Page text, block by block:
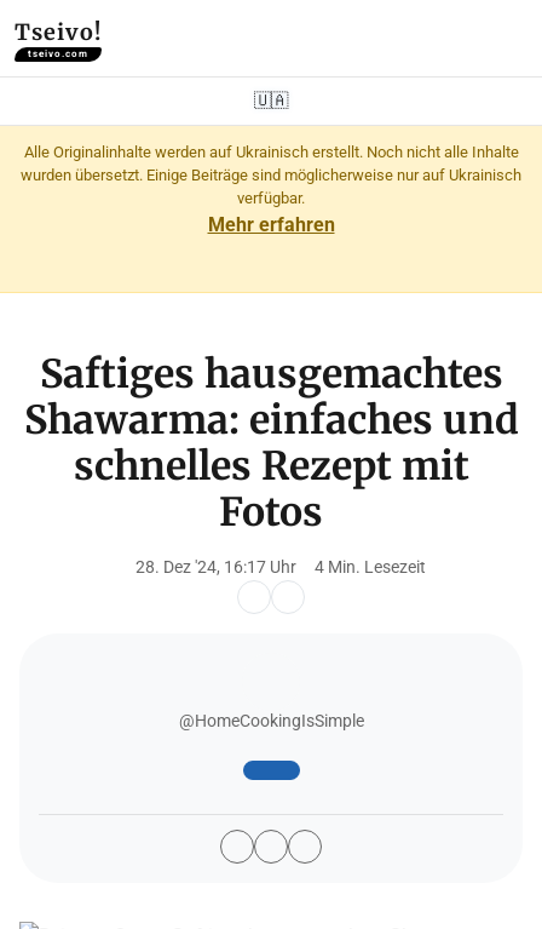
Tseivo!
tseivo.com
🇺🇦
Alle Originalinhalte werden auf Ukrainisch erstellt. Noch nicht alle Inhalte
wurden übersetzt. Einige Beiträge sind möglicherweise nur auf Ukrainisch
verfügbar.
Mehr erfahren
Saftiges hausgemachtes
Shawarma: einfaches und
schnelles Rezept mit
Fotos
28. Dez '24, 16:17 Uhr 4 Min. Lesezeit
@HomeCookingIsSimple